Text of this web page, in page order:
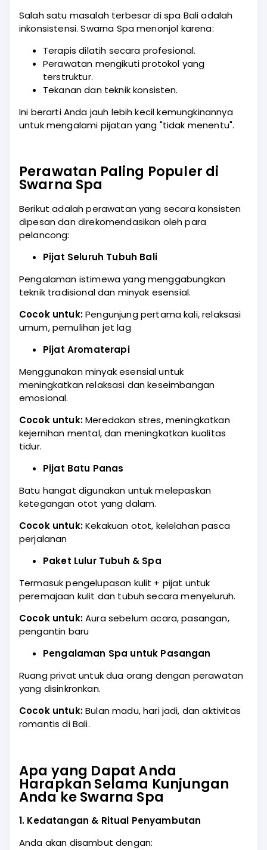
Salah satu masalah terbesar di spa Bali adalah
inkonsistensi. Swarna Spa menonjol karena:
Terapis dilatih secara profesional.
Perawatan mengikuti protokol yang
terstruktur.
Tekanan dan teknik konsisten.
Ini berarti Anda jauh lebih kecil kemungkinannya
untuk mengalami pijatan yang "tidak menentu".
Perawatan Paling Populer di
Swarna Spa
Berikut adalah perawatan yang secara konsisten
dipesan dan direkomendasikan oleh para
pelancong:
Pijat Seluruh Tubuh Bali
Pengalaman istimewa yang menggabungkan
teknik tradisional dan minyak esensial.
Cocok untuk:Pengunjung pertama kali, relaksasi
umum, pemulihan jet lag
Pijat Aromaterapi
Menggunakan minyak esensial untuk
meningkatkan relaksasi dan keseimbangan
emosional.
Cocok untuk:Meredakan stres, meningkatkan
kejernihan mental, dan meningkatkan kualitas
tidur.
Pijat Batu Panas
Batu hangat digunakan untuk melepaskan
ketegangan otot yang dalam.
Cocok untuk:Kekakuan otot, kelelahan pasca
perjalanan
Paket Lulur Tubuh & Spa
Termasuk pengelupasan kulit + pijat untuk
peremajaan kulit dan tubuh secara menyeluruh.
Cocok untuk:Aura sebelum acara, pasangan,
pengantin baru
Pengalaman Spa untuk Pasangan
Ruang privat untuk dua orang dengan perawatan
yang disinkronkan.
Cocok untuk:Bulan madu, hari jadi, dan aktivitas
romantis di Bali.
Apa yang Dapat Anda
Harapkan Selama Kunjungan
Anda ke Swarna Spa
1. Kedatangan & Ritual Penyambutan
Anda akan disambut dengan: